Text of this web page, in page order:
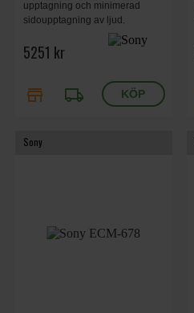
upptagning och minimerad
sidoupptagning av ljud.
5251 kr
store local_shipping
Sony